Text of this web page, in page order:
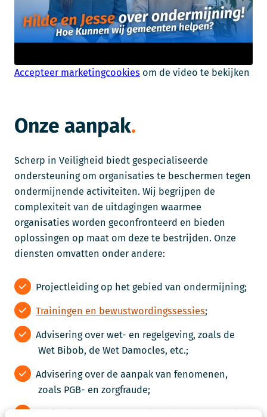
Accepteer marketingcookies om de video te bekijken
Onze aanpak
Scherp in Veiligheid biedt gespecialiseerde
ondersteuning om organisaties te beschermen tegen
ondermijnende activiteiten. Wij begrijpen de
complexiteit van de uitdagingen waarmee
organisaties worden geconfronteerd en bieden
oplossingen op maat om deze te bestrijden. Onze
diensten omvatten onder andere:
Projectleiding op het gebied van ondermijning;
Trainingen en bewustwordingssessies;
Advisering over wet- en regelgeving, zoals de
Wet Bibob, de Wet Damocles, etc.;
Advisering over de aanpak van fenomenen,
zoals PGB- en zorgfraude;